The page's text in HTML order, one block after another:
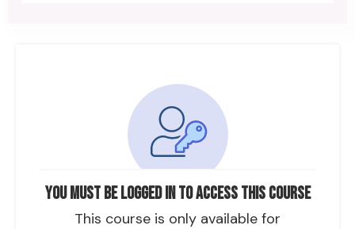
You must be logged in to access this course
This course is only available for